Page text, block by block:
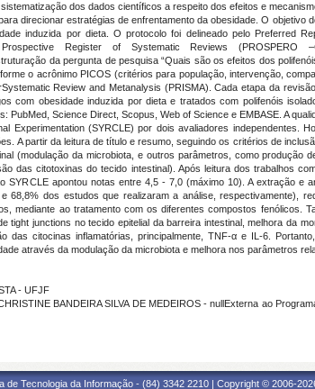
dos dados científicos a respeito dos efeitos e
direcionar estratégias de enfrentamento da obesidade. O
induzida por dieta. O protocolo foi delineado pelo Preferred
Register of Systematic Reviews (PROSPERO
da pergunta de pesquisa “Quais são os efeitos dos
o acrônimo PICOS (critérios para população, intervenção,
Review and Metanalysis (PRISMA). Cada etapa da
com obesidade induzida por dieta e tratados com polifenóis
PubMed, Science Direct, Scopus, Web of Science e EMBASE. A
Experimentation (SYRCLE) por dois avaliadores independentes.
A partir da leitura de título e resumo, seguindo os critérios de
(modulação da microbiota, e outros parâmetros, como produção
das citotoxinas do tecido intestinal). Após leitura dos trabalhos
SYRCLE apontou notas entre 4,5 - 7,0 (máximo 10). A extração e
68,8% dos estudos que realizaram a análise, respectivamente),
mediante ao tratamento com os diferentes compostos fenólicos.
junctions no tecido epitelial da barreira intestinal, melhora da
das citocinas inflamatórias, principalmente, TNF-α e IL-6.
através da modulação da microbiota e melhora nos parâmetros
- UFJF
BANDEIRA SILVA DE MEDEIROS - nullExterna ao
de Tecnologia da Informação - (84) 3342 2210 | Copyright © 2006-